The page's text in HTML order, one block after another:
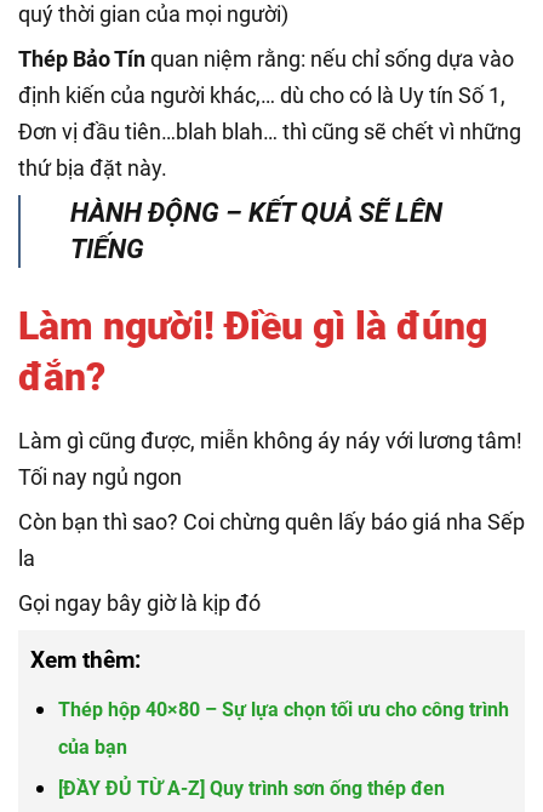
quý thời gian của mọi người)
Thép Bảo Tínquan niệm rằng: nếu chỉ sống dựa vào
định kiến của người khác,… dù cho có là Uy tín Số 1,
Đơn vị đầu tiên…blah blah… thì cũng sẽ chết vì những
thứ bịa đặt này.
HÀNH ĐỘNG – KẾT QUẢ SẼ LÊN
TIẾNG
Làm người! Điều gì là đúng
đắn?
Làm gì cũng được, miễn không áy náy với lương tâm!
Tối nay ngủ ngon
Còn bạn thì sao? Coi chừng quên lấy báo giá nha Sếp
la
Gọi ngay bây giờ là kịp đó
Xem thêm:
Thép hộp 40×80 – Sự lựa chọn tối ưu cho công trình
của bạn
[ĐẦY ĐỦ TỪ A-Z] Quy trình sơn ống thép đen